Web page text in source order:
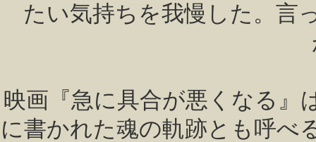
たい気持ちを我慢した。言
映画『急に具合が悪くなる』
に書かれた魂の軌跡とも呼べ